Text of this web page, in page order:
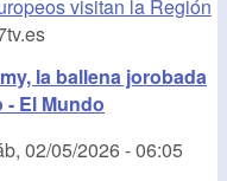
visitan la Región
la ballena jorobada
- El Mundo
02/05/2026 - 06:05